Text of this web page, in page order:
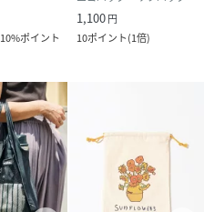
10%ポイント
1,100円
10ポイント(1倍)